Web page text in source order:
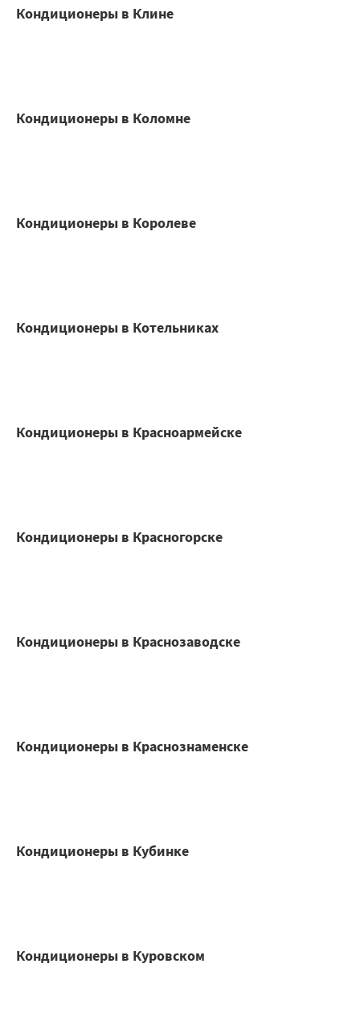
Кондиционеры в Клине
Кондиционеры в Коломне
Кондиционеры в Королеве
Кондиционеры в Котельниках
Кондиционеры в Красноармейске
Кондиционеры в Красногорске
Кондиционеры в Краснозаводске
Кондиционеры в Краснознаменске
Кондиционеры в Кубинке
Кондиционеры в Куровском